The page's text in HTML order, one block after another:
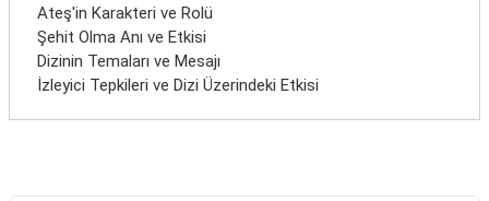
Ateş'in Karakteri ve Rolü
Şehit Olma Anı ve Etkisi
Dizinin Temaları ve Mesajı
İzleyici Tepkileri ve Dizi Üzerindeki Etkisi